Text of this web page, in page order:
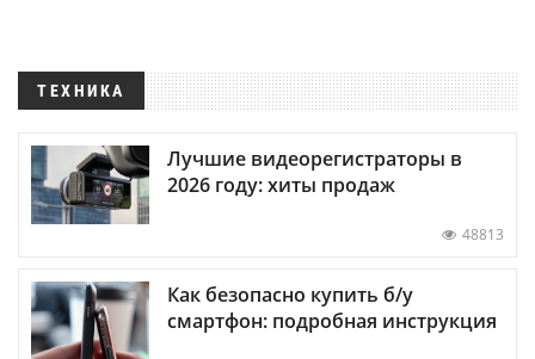
ТЕХНИКА
Лучшие видеорегистраторы в
2026 году: хиты продаж
48813
Как безопасно купить б/у
смартфон: подробная инструкция